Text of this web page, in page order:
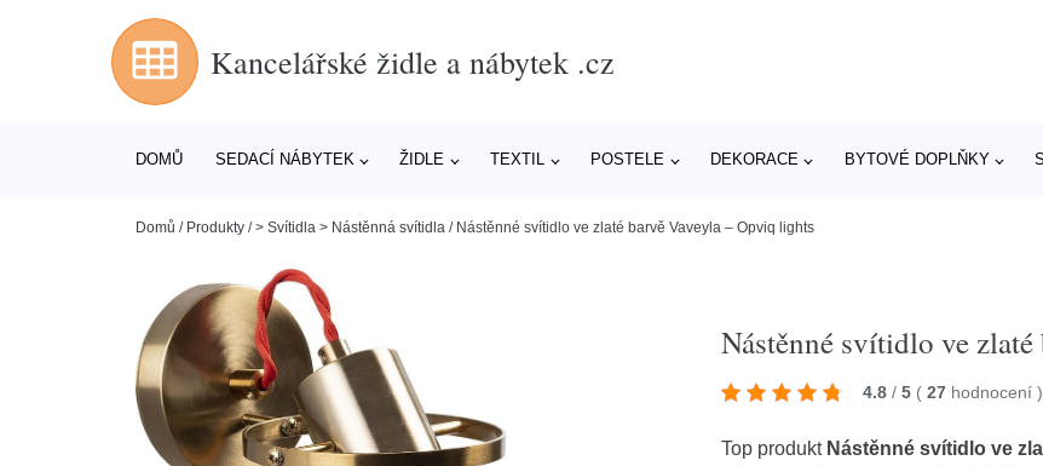
Kancelářské židle a nábytek .cz
DOMŮ SEDACÍ NÁBYTEK ŽIDLE TEXTIL POSTELE DEKORACE BYTOVÉ DOPLŇKY
Domů / Produkty /> Svítidla > Nástěnná svítidla / Nástěnné svítidlo ve zlaté barvě Vaveyla – Opviq lights
Nástěnné svítidlo ve
4.8 / 5 ( 27 hodnocení)
Top produkt Nástěnné svítidlo ve